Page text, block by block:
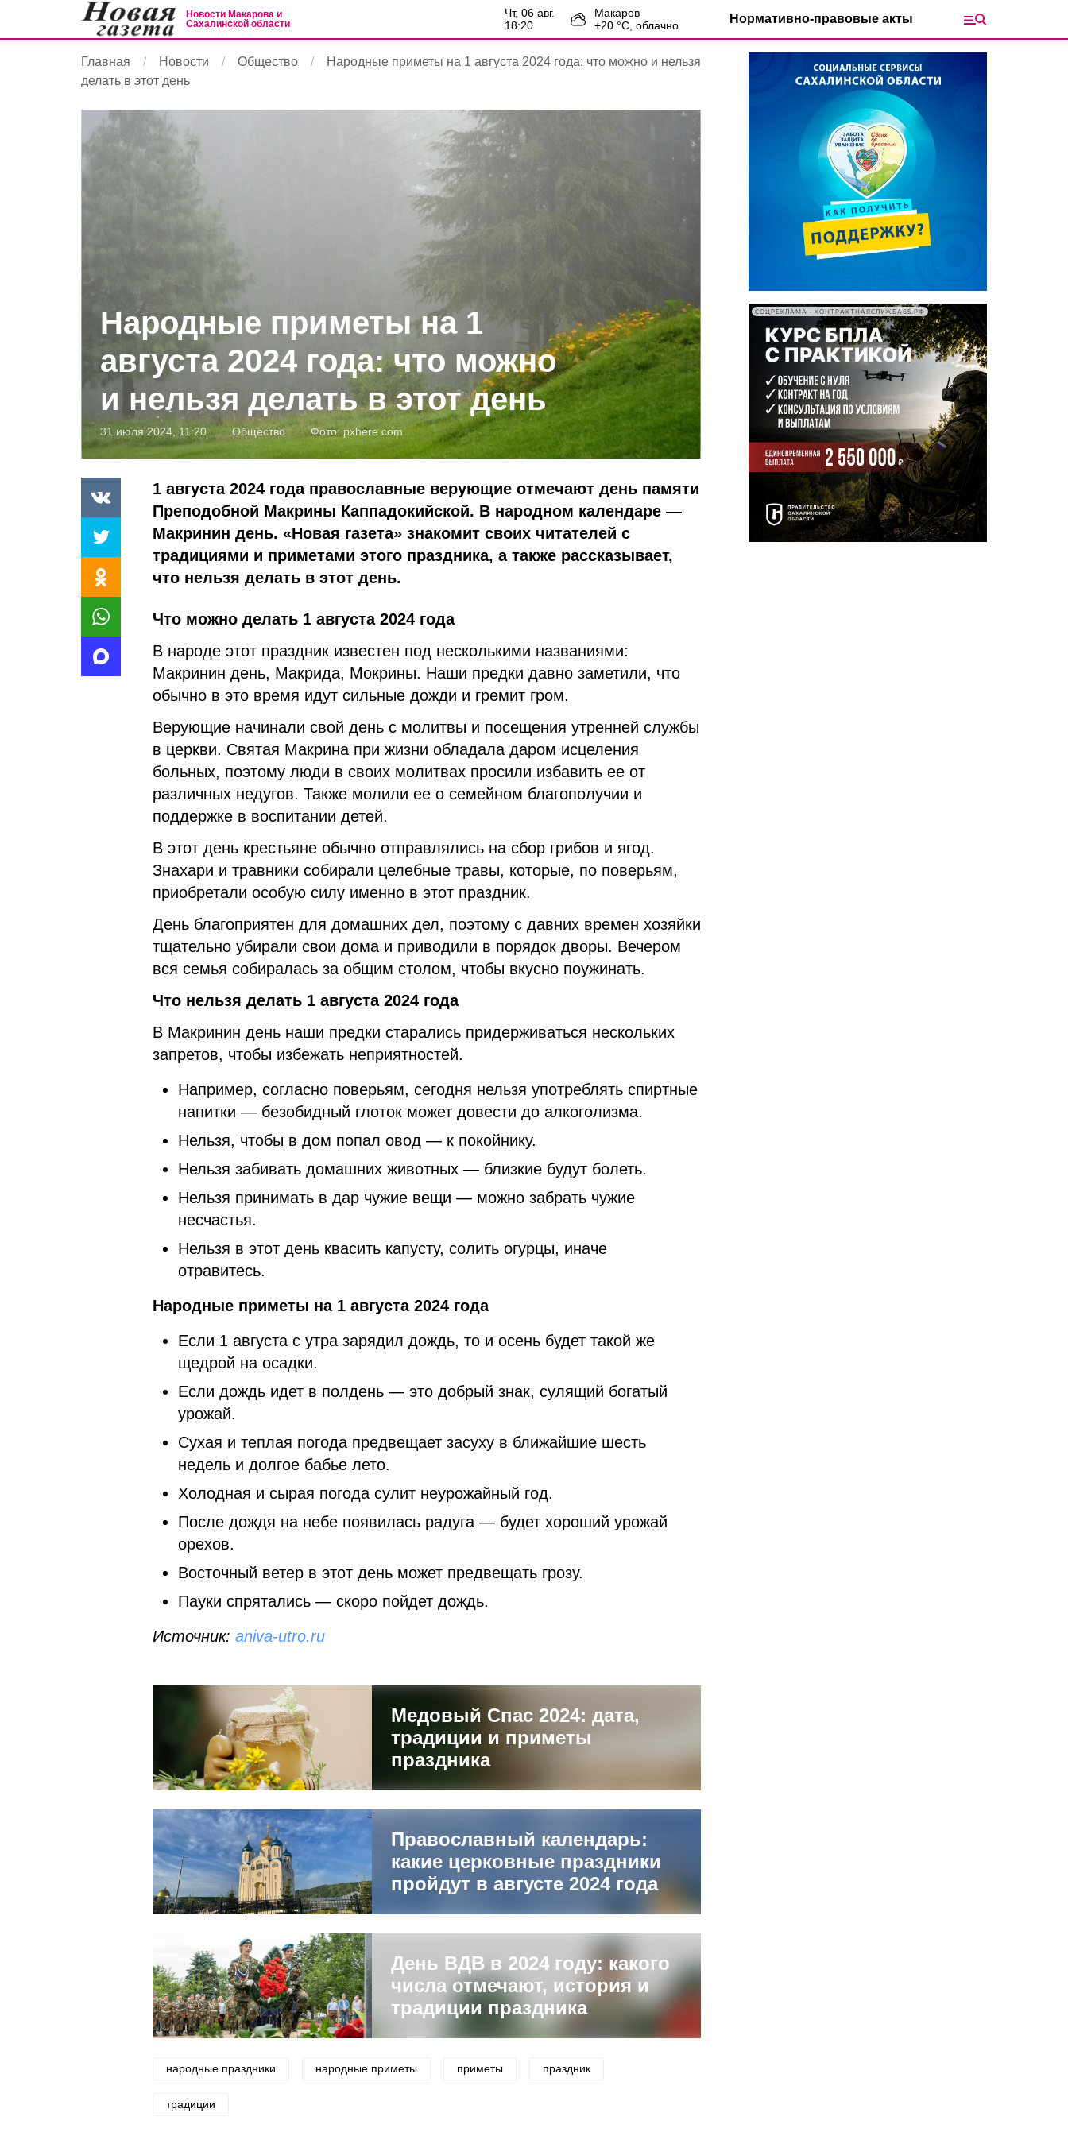
Новости Макарова и
Сахалинской области
чт, 06 авг.
18:20
Макаров
+20 °С, облачно Нормативно-правовые акты
Главная Новости Общество
Народные приметы на 1 августа 2024 года: что можно и нельзя
делать в этот день
Народные приметы на 1
августа 2024 года: что можно
и нельзя делать в этот день
31 июля 2024, 11:20 Общество Фото:pxhere.com
1 августа 2024 года православные верующие отмечают день памяти
Преподобной Макрины Каппадокийской. В народном календаре —
Макринин день. «Новая газета» знакомит своих читателей с
традициями и приметами этого праздника, а также рассказывает,
что нельзя делать в этот день.
Что можно делать 1 августа 2024 года
В народе этот праздник известен под несколькими названиями:
Макринин день, Макрида, Мокрины. Наши предки давно заметили, что
обычно в это время идут сильные дожди и гремит гром.
Верующие начинали свой день с молитвы и посещения утренней службы
в церкви. Святая Макрина при жизни обладала даром исцеления
больных, поэтому люди в своих молитвах просили избавить ее от
различных недугов. Также молили ее о семейном благополучии и
поддержке в воспитании детей.
В этот день крестьяне обычно отправлялись на сбор грибов и ягод.
Знахари и травники собирали целебные травы, которые, по поверьям,
приобретали особую силу именно в этот праздник.
День благоприятен для домашних дел, поэтому с давних времен хозяйки
тщательно убирали свои дома и приводили в порядок дворы. Вечером
вся семья собиралась за общим столом, чтобы вкусно поужинать.
Что нельзя делать 1 августа 2024 года
В Макринин день наши предки старались придерживаться нескольких
запретов, чтобы избежать неприятностей.
Например, согласно поверьям, сегодня нельзя употреблять спиртные
напитки — безобидный глоток может довести до алкоголизма.
Нельзя, чтобы в дом попал овод — к покойнику.
Нельзя забивать домашних животных — близкие будут болеть.
Нельзя принимать в дар чужие вещи — можно забрать чужие
несчастья.
Нельзя в этот день квасить капусту, солить огурцы, иначе
отравитесь.
Народные приметы на 1 августа 2024 года
Если 1 августа с утра зарядил дождь, то и осень будет такой же
щедрой на осадки.
Если дождь идет в полдень — это добрый знак, сулящий богатый
урожай.
Сухая и теплая погода предвещает засуху в ближайшие шесть
недель и долгое бабье лето.
Холодная и сырая погода сулит неурожайный год.
После дождя на небе появилась радуга — будет хороший урожай
орехов.
Восточный ветер в этот день может предвещать грозу.
Пауки спрятались — скоро пойдет дождь.
Источник: aniva-utro.ru
Медовый Спас 2024: дата,
традиции и приметы
праздника
Православный календарь:
какие церковные праздники
пройдут в августе 2024 года
День ВДВ в 2024 году: какого
числа отмечают, история и
традиции праздника
народные праздники народные приметы приметы праздник
традиции
СОЦРЕКЛАМА • КОНТРАКТНАЯСЛУЖБА65.РФ